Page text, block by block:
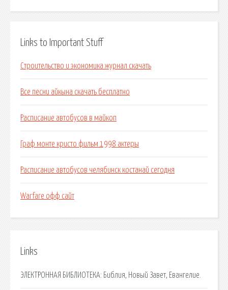
Links to Important Stuff
Строительство и экономика журнал скачать
Все песни айкына скачать бесплатно
Расписание автобусов в майкоп
Граф монте кристо фильм 1998 актеры
Расписание автобусов челябинск костанай сегодня
Warfare офф сайт
Links
ЭЛЕКТРОННАЯ БИБЛИОТЕКА: Библия, Новый Завет, Евангелие.